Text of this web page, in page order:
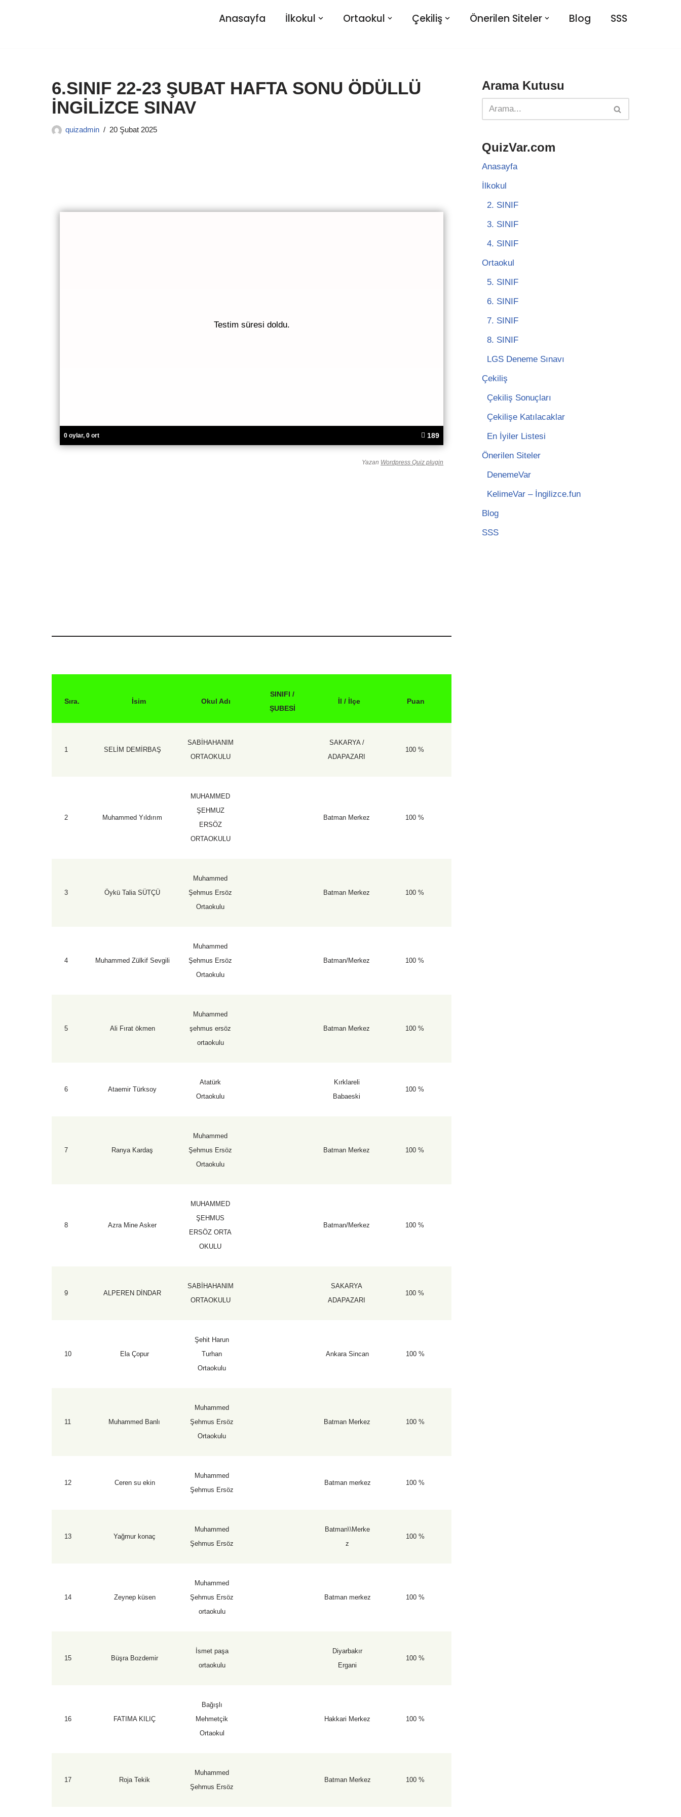
Anasayfa İlkokul Ortaokul Çekiliş Önerilen Siteler Blog SSS
6.SINIF 22-23 ŞUBAT HAFTA SONU ÖDÜLLÜ
İNGİLİZCE SINAV
quizadmin 20 Şubat 2025
0 oylar, 0 ort 189
Testim süresi doldu.
Yazan Wordpress Quiz plugin
Sıra. İsim Okul Adı
SINIFI /
ŞUBESİ
İl / İlçe Puan
1 SELİM DEMİRBAŞ
SABİHAHANIM
ORTAOKULU
SAKARYA /
ADAPAZARI
100 %
2 Muhammed Yıldırım
MUHAMMED
ŞEHMUZ
ERSÖZ
ORTAOKULU
Batman Merkez 100 %
3 Öykü Talia SÜTÇÜ
Muhammed
Şehmus Ersöz
Ortaokulu
Batman Merkez 100 %
4 Muhammed Zülkif Sevgili
Muhammed
Şehmus Ersöz
Ortaokulu
Batman/Merkez 100 %
5 Ali Fırat ökmen
Muhammed
şehmus ersöz
ortaokulu
Batman Merkez 100 %
6 Ataemir Türksoy
Atatürk
Ortaokulu
Kırklareli
Babaeski
100 %
7 Ranya Kardaş
Muhammed
Şehmus Ersöz
Ortaokulu
Batman Merkez 100 %
8 Azra Mine Asker
MUHAMMED
ŞEHMUS
ERSÖZ ORTA
OKULU
Batman/Merkez 100 %
9 ALPEREN DİNDAR
SABİHAHANIM
ORTAOKULU
SAKARYA
ADAPAZARI
100 %
10 Ela Çopur
Şehit Harun
Turhan
Ortaokulu
Ankara Sincan 100 %
11 Muhammed Banlı
Muhammed
Şehmus Ersöz
Ortaokulu
Batman Merkez 100 %
12 Ceren su ekin
Muhammed
Şehmus Ersöz
Batman merkez 100 %
13 Yağmur konaç
Muhammed
Şehmus Ersöz
Batman\\Merke
z
100 %
14 Zeynep küsen
Muhammed
Şehmus Ersöz
ortaokulu
Batman merkez 100 %
15 Büşra Bozdemir
İsmet paşa
ortaokulu
Diyarbakır
Ergani
100 %
16 FATIMA KILIÇ
Bağışlı
Mehmetçik
Ortaokul
Hakkari Merkez 100 %
17 Roja Tekik
Muhammed
Şehmus Ersöz
Batman Merkez 100 %
Arama Kutusu
QuizVar.com
Anasayfa
İlkokul
2. SINIF
3. SINIF
4. SINIF
Ortaokul
5. SINIF
6. SINIF
7. SINIF
8. SINIF
LGS Deneme Sınavı
Çekiliş
Çekiliş Sonuçları
Çekilişe Katılacaklar
En İyiler Listesi
Önerilen Siteler
DenemeVar
KelimeVar – İngilizce.fun
Blog
SSS